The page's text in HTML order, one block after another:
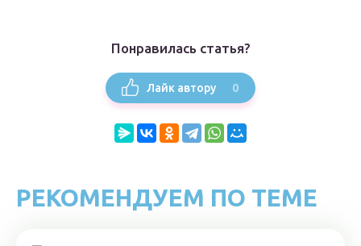
Понравилась статья?
Лайк автору 0
РЕКОМЕНДУЕМ ПО ТЕМЕ